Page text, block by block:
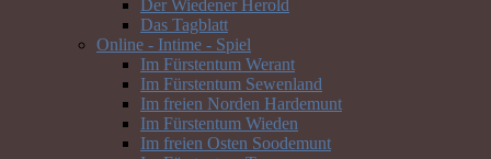
Der Wiedener Herold
Das Tagblatt
Online - Intime - Spiel
Im Fürstentum Werant
Im Fürstentum Sewenland
Im freien Norden Hardemunt
Im Fürstentum Wieden
Im freien Osten Soodemunt